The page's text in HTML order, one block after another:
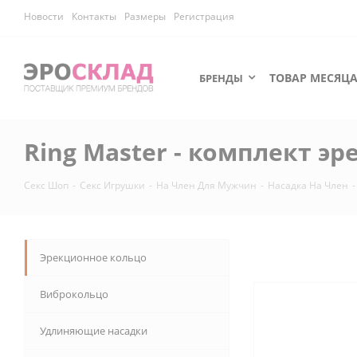
Новости Контакты Размеры Регистрация
БРЕНДЫ ТОВАР МЕСЯЦА
Ring Master - комплект
Секс Шоп - Секс Игрушки - На Член Для Мужчин - Насадка На Член -
Эрекционное кольцо
Виброкольцо
Удлиняющие насадки